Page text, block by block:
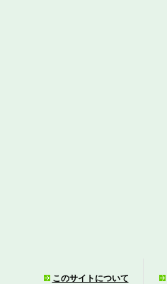
このサイトについて